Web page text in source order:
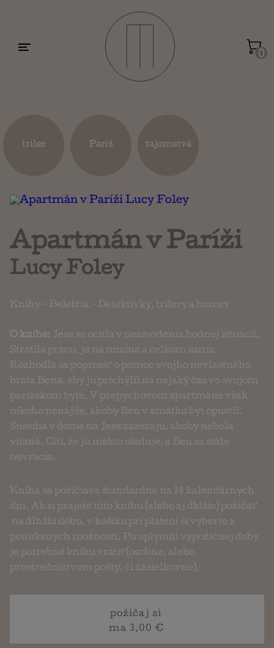
0
triler Paríž tajomstvá
Apartmán v Paríži
Lucy Foley
Knihy - Beletria - Detektívky, trilery a horory
O knihe: Jess sa ocitla v nezávidenia hodnej situácii.
Stratila prácu, je na mizine a celkom sama.
Rozhodla sa poprosiť o pomoc svojho nevlastného
brata Bena, aby ju prichýlil na nejaký čas vo svojom
parížskom byte. V prepychovom apartmáne však
nikoho nenájde, akoby Ben v zmätku byt opustil.
Susedia v dome na Jess zazerajú, akoby nebola
vítaná. Cíti, že ju niekto sleduje, a Ben sa stále
nevracia.
Kniha sa požičiava štandardne na 14 kalendárnych
dní. Ak si prajete túto knihu (alebo aj ďalšie) požičať
na dlhšiu dobu, v košíku pri platení si vyberte z
ponúkaných možností. Po uplynutí výpožičnej doby
je potrebné knihu vrátiť (osobne, alebo
prostredníctvom pošty, či zásielkovne).
požičaj si
ma 3,00 €